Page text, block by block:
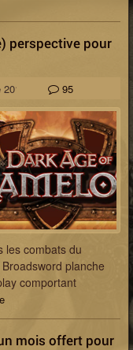
perspective pour
95
les combats du
planche
comportant
mois offert pour